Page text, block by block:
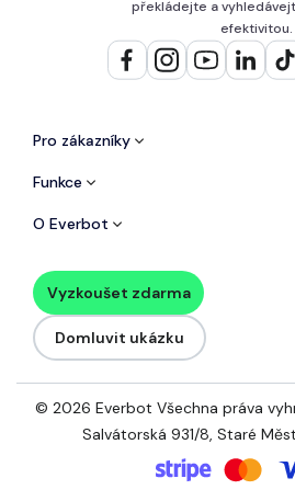
překládejte a
efektivitou.
Pro zákazníky
Funkce
O Everbot
Vyzkoušet zdarma
Domluvit ukázku
© 2026 Everbot Všechna práva
Salvátorská 931/8, Staré